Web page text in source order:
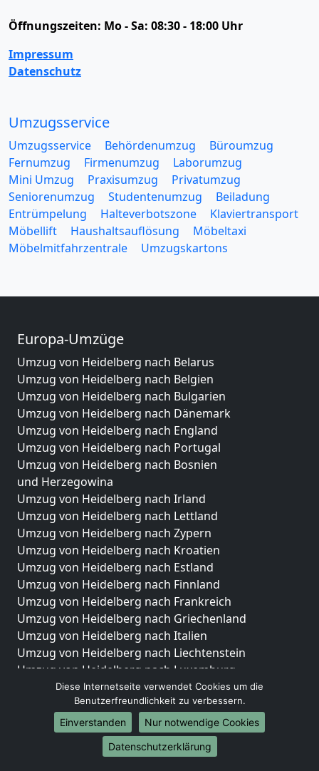
Öffnungszeiten: Mo - Sa: 08:30 - 18:00 Uhr
Impressum
Datenschutz
Umzugsservice
Umzugsservice Behördenumzug
Büroumzug
Fernumzug
Firmenumzug
Laborumzug
Mini Umzug
Praxisumzug
Privatumzug
Seniorenumzug
Studentenumzug
Beiladung
Entrümpelung
Halteverbotszone
Klaviertransport
Möbellift
Haushaltsauflösung
Möbeltaxi
Möbelmitfahrzentrale
Umzugskartons
Europa-Umzüge
Umzug von Heidelberg nach Belarus
Umzug von Heidelberg nach Belgien
Umzug von Heidelberg nach Bulgarien
Umzug von Heidelberg nach Dänemark
Umzug von Heidelberg nach England
Umzug von Heidelberg nach Portugal
Umzug von Heidelberg nach Bosnien
und Herzegowina
Umzug von Heidelberg nach Irland
Umzug von Heidelberg nach Lettland
Umzug von Heidelberg nach Zypern
Umzug von Heidelberg nach Kroatien
Umzug von Heidelberg nach Estland
Umzug von Heidelberg nach Finnland
Umzug von Heidelberg nach Frankreich
Umzug von Heidelberg nach Griechenland
Umzug von Heidelberg nach Italien
Umzug von Heidelberg nach Liechtenstein
Umzug von Heidelberg nach Luxemburg
Umzug von Heidelberg nach Niederlande
Umzug von Heidelberg nach Norwegen
Umzüge-Deutschlandweit
Umzug von Heidelberg nach Berlin
Diese Internetseite verwendet Cookies um die
Benutzerfreundlichkeit zu verbessern.
Einverstanden
Nur notwendige Cookies
Datenschutzerklärung